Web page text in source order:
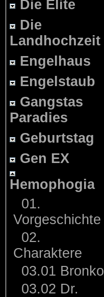
Die Elite
Die
Landhochzeit
Engelhaus
Engelstaub
Gangstas
Paradies
Geburtstag
Gen EX
Hemophogia
01.
Vorgeschichte
02.
Charaktere
03.01 Bronko
03.02 Dr.